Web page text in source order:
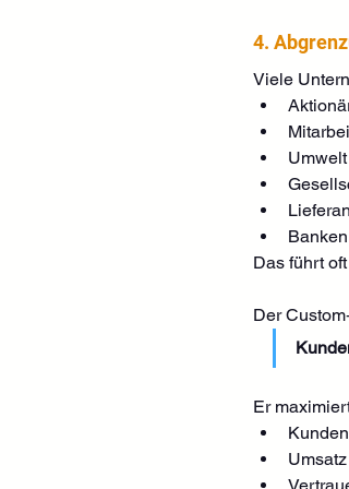
4.
Viele
Umwelt
Banken
Das führt
Der
Er